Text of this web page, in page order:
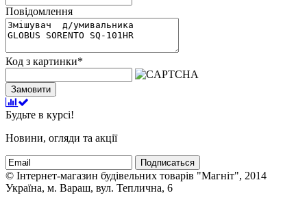
Повідомлення
Код з картинки*
Замовити
Будьте в курсі!
Новини, огляди та акції
Подписаться
© Інтернет-магазин будівельних товарів "Магніт", 2014
Україна, м. Вараш, вул. Теплична, 6